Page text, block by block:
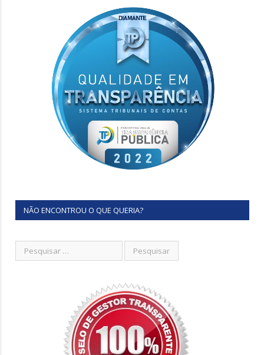
NÃO ENCONTROU O QUE QUERIA?